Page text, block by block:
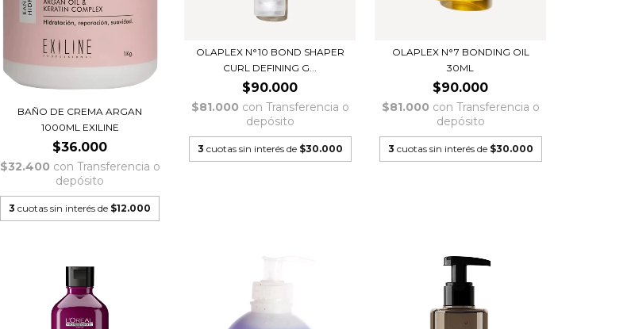
BAÑO DE CREMA ARGAN
1000ML EXILINE
$36.000
$32.400 con Transferencia o
depósito
3 cuotas sin interés de $12.000
OLAPLEX N°10 BOND SHAPER
CURL DEFINING G...
$90.000
$81.000 con Transferencia o
depósito
3 cuotas sin interés de $30.000
OLAPLEX N°7 BONDING OIL
30ML
$90.000
$81.000 con Transferencia o
depósito
3 cuotas sin interés de $30.000